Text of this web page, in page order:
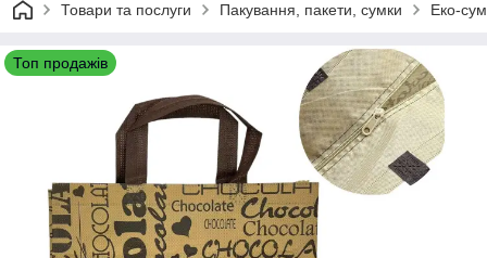
Товари та послуги Пакування, пакети, сумки Еко-
Топ продажів